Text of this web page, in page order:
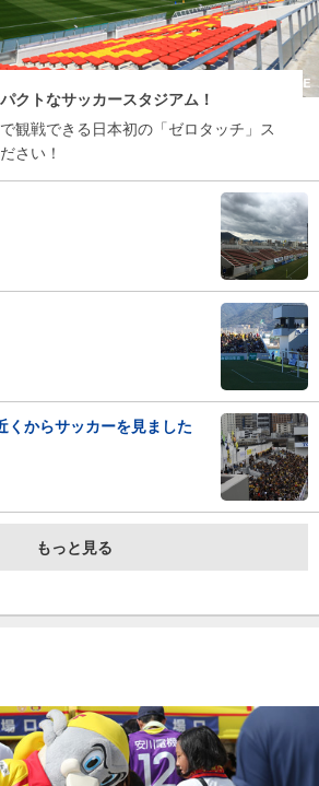
クトなサッカースタジアム！
観戦できる日本初の「ゼロタッチ」ス
さい！
くからサッカーを見ました
もっと見る